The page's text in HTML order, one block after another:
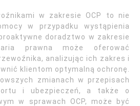
w zakresie OCP to nie
w przypadku wystąpienia
doradztwo w zakresie
prawna może oferować
analizując ich zakres i
klientom optymalną ochronę.
zmianach w przepisach
i ubezpieczeń, a także o
w sprawach OCP, może być